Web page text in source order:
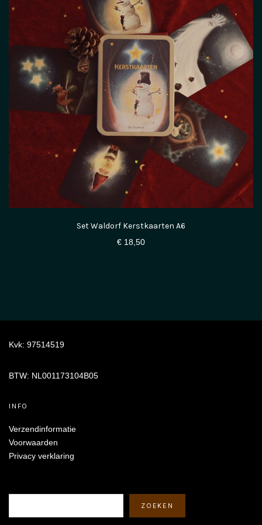
Set Waldorf Kerstkaarten A6
€ 18,50
Kvk: 97514519
BTW: NL001173104B05
INFO
Verzendinformatie
Voorwaarden
Privacy verklaring
ZOEKEN